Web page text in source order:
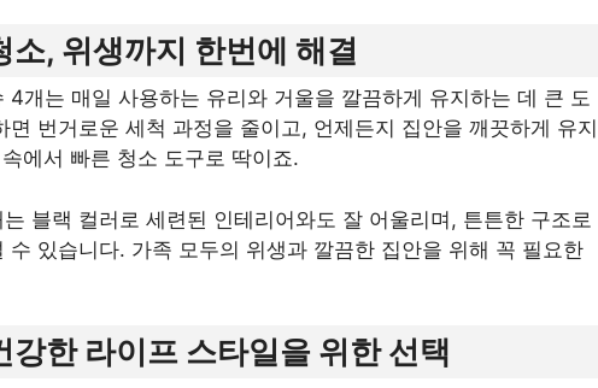
소, 위생까지 한번에 해결
4개는 매일 사용하는 유리와 거울을 깔끔하게 유지하는 데 큰 도
번거로운 세척 과정을 줄이고, 언제든지 집안을 깨끗하게 유지
에서 빠른 청소 도구로 딱이죠.
블랙 컬러로 세련된 인테리어와도 잘 어울리며, 튼튼한 구조로
수 있습니다. 가족 모두의 위생과 깔끔한 집안을 위해 꼭 필요한
강한 라이프 스타일을 위한 선택